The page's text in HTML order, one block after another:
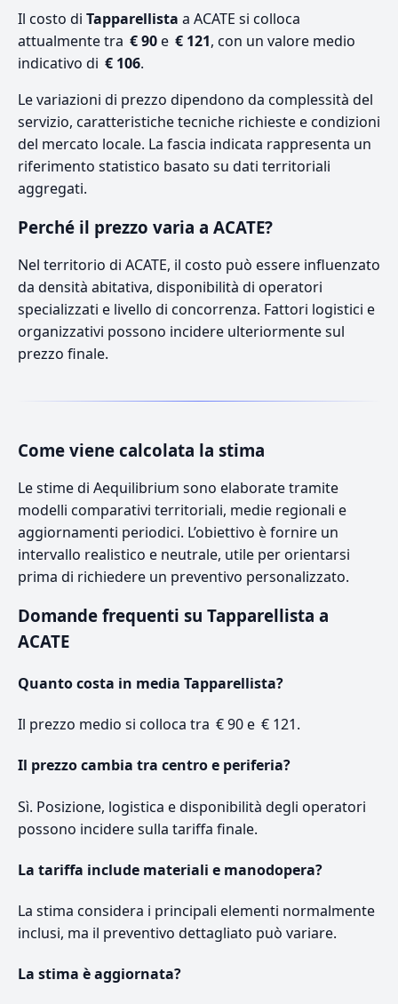
Il costo di Tapparellista a ACATE si colloca
attualmente tra € 90e € 121, con un valore medio
indicativo di € 106.
Le variazioni di prezzo dipendono da complessità del
servizio, caratteristiche tecniche richieste e condizioni
del mercato locale. La fascia indicata rappresenta un
riferimento statistico basato su dati territoriali
aggregati.
Perché il prezzo varia a ACATE?
Nel territorio di ACATE, il costo può essere influenzato
da densità abitativa, disponibilità di operatori
specializzati e livello di concorrenza. Fattori logistici e
organizzativi possono incidere ulteriormente sul
prezzo finale.
Come viene calcolata la stima
Le stime di Aequilibrium sono elaborate tramite
modelli comparativi territoriali, medie regionali e
aggiornamenti periodici. L’obiettivo è fornire un
intervallo realistico e neutrale, utile per orientarsi
prima di richiedere un preventivo personalizzato.
Domande frequenti su Tapparellista a
ACATE
Quanto costa in media Tapparellista?
Il prezzo medio si colloca tra € 90 e € 121.
Il prezzo cambia tra centro e periferia?
Sì. Posizione, logistica e disponibilità degli operatori
possono incidere sulla tariffa finale.
La tariffa include materiali e manodopera?
La stima considera i principali elementi normalmente
inclusi, ma il preventivo dettagliato può variare.
La stima è aggiornata?